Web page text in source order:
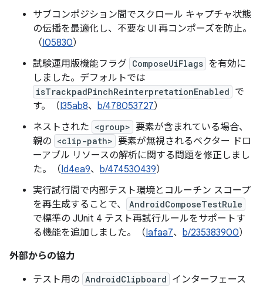
サブコンポジション間でスクロール キャプチャ状態
の伝播を最適化し、不要な UI 再コンポーズを防止。
（I05830）
試験運用版機能フラグ ComposeUiFlags を有効に
しました。デフォルトでは
isTrackpadPinchReinterpretationEnabled で
す。（I35ab8、 b/478053727）
ネストされた <group> 要素が含まれている場合、
親の <clip-path> 要素が無視されるベクター ドロ
ーアブル リソースの解析に関する問題を修正しまし
た。（Id4ea9、 b/474530439）
実行試行間で内部テスト環境とコルーチン スコープ
を再生成することで、
AndroidComposeTestRule
で標準の JUnit 4 テスト再試行ルールをサポートす
る機能を追加しました。（Iafaa7、 b/235383900）
外部からの協力
テスト用の AndroidClipboard インターフェース